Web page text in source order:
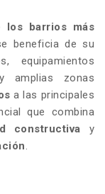
los barrios más
beneficia de su
equipamientos
amplias zonas
a las principales
que combina
constructiva y
.